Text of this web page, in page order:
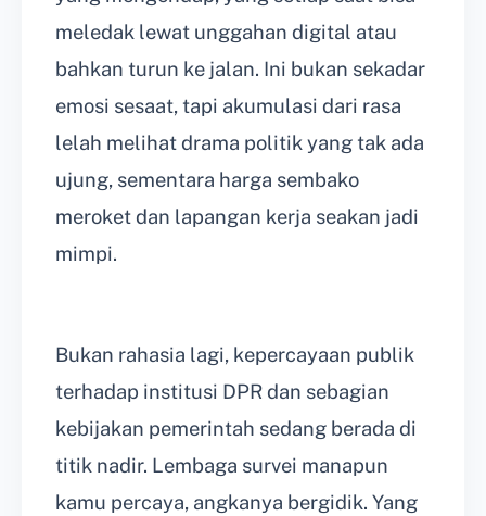
meledak lewat unggahan digital atau
bahkan turun ke jalan. Ini bukan sekadar
emosi sesaat, tapi akumulasi dari rasa
lelah melihat drama politik yang tak ada
ujung, sementara harga sembako
meroket dan lapangan kerja seakan jadi
mimpi.
Bukan rahasia lagi, kepercayaan publik
terhadap institusi DPR dan sebagian
kebijakan pemerintah sedang berada di
titik nadir. Lembaga survei manapun
kamu percaya, angkanya bergidik. Yang